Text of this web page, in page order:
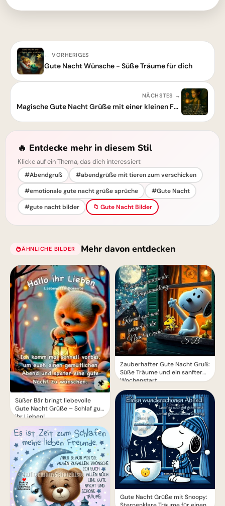
← VORHERIGES
Gute Nacht Wünsche - Süße Träume für dich
NÄCHSTES →
Magische Gute Nacht Grüße mit einer kleinen Fee
🔥 Entdecke mehr in diesem Stil
Klicke auf ein Thema, das dich interessiert
#Abendgruß
#abendgrüße mit tieren zum verschicken
#emotionale gute nacht grüße sprüche
#Gute Nacht
#gute nacht bilder
📁 Gute Nacht Bilder
ÄHNLICHE BILDER Mehr davon entdecken
Süßer Bär bringt liebevolle
Gute Nacht Grüße – Schlaf gut,
ihr Lieben!
Zauberhafter Gute Nacht Gruß:
Süße Träume und ein sanfter
Wochenstart
Gute Nacht Grüße mit Snoopy: